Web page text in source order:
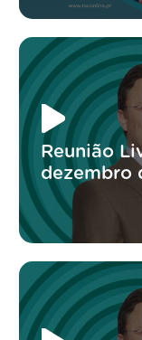
Reunião
dezembro